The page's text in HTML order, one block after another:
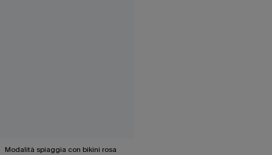
Modalità spiaggia con bikini rosa